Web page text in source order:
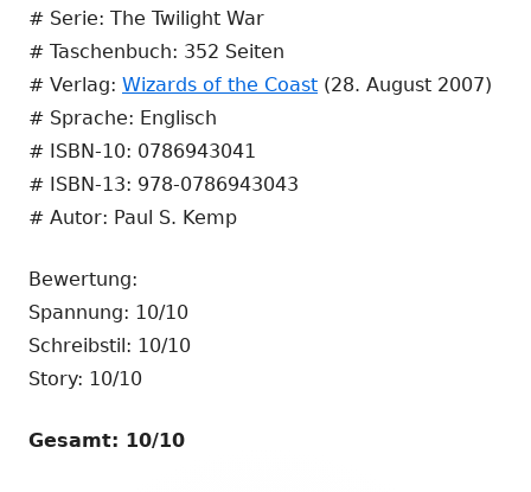
# Serie: The Twilight War
# Taschenbuch: 352 Seiten
# Verlag: Wizards of the Coast (28. August 2007)
# Sprache: Englisch
# ISBN-10: 0786943041
# ISBN-13: 978-0786943043
# Autor: Paul S. Kemp
Bewertung:
Spannung: 10/10
Schreibstil: 10/10
Story: 10/10
Gesamt: 10/10